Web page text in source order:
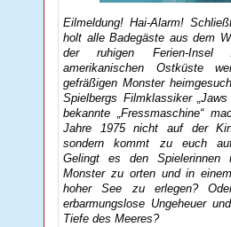
Eilmeldung! Hai-Alarm!
holt alle Badegäste aus dem
der ruhigen Ferien-
amerikanischen Ostküste
gefräßigen Monster
Spielbergs Filmklassiker
bekannte „Fressmaschine“
Jahre 1975 nicht auf der
sondern kommt zu euch
Gelingt es den Spielerinnen
Monster zu orten und in
hoher See zu erlegen?
erbarmungslose Ungeheuer
Tiefe des Meeres?